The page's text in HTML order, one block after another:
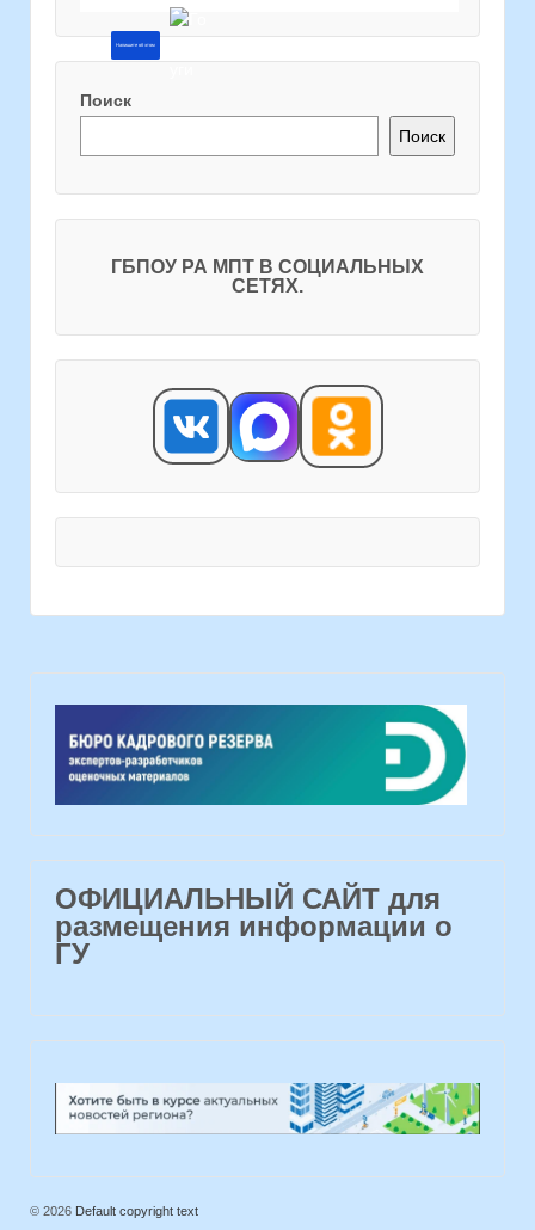
Напишите об этом
Поиск
Поиск
ГБПОУ РА МПТ В СОЦИАЛЬНЫХ
СЕТЯХ.
ОФИЦИАЛЬНЫЙ САЙТ для
размещения информации о
ГУ
© 2026 Default copyright text